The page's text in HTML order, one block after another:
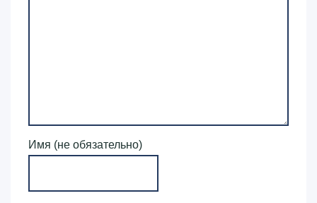
Имя (не обязательно)